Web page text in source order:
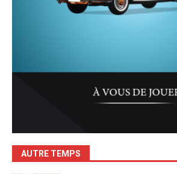
AUTRE TEMPS